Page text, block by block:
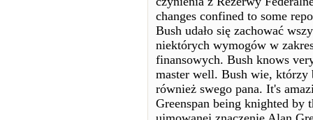
changes confined to some
Bush udało się zachować
niektórych wymogów w
finansowych. Bush knows
master well. Bush wie, którzy
również swego pana. It's
Greenspan being knighted by